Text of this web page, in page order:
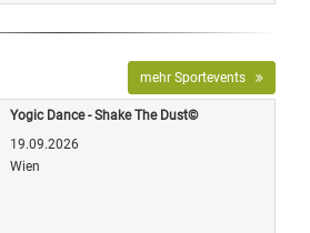
mehr Sportevents
Yogic Dance - Shake The Dust©
19.09.2026
Wien